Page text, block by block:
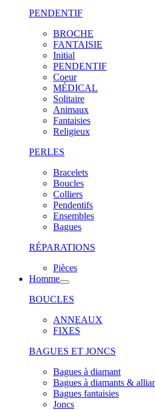
PENDENTIF
BROCHE
FANTAISIE
Initial
PENDENTIF
Coeur
MÉDICAL
Solitaire
Animaux
Fantaisies
Religieux
PERLES
Bracelets
Boucles
Colliers
Pendentifs
Ensembles
Bagues
RÉPARATIONS
Pièces
Homme
BOUCLES
ANNEAUX
FIXES
BAGUES ET JONCS
Bagues à diamant
Bagues à diamants &
Bagues fantaisies
Joncs